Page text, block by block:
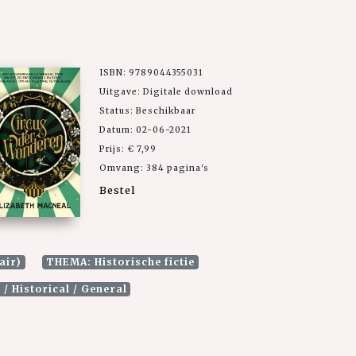
ISBN: 9789044355031
Uitgave: Digitale download
Status: Beschikbaar
Datum: 02-06-2021
Prijs: € 7,99
Omvang: 384 pagina's
Bestel
THEMA: Historische fictie
/ Historical / General